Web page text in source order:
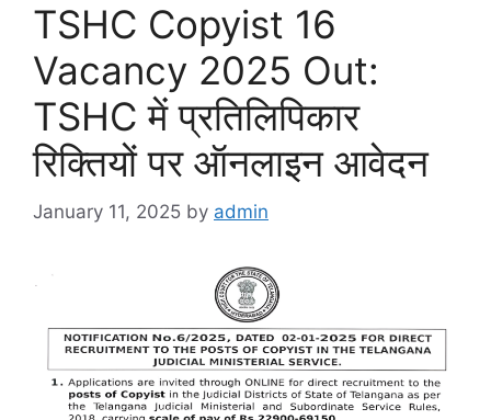
TSHC Copyist 16
Vacancy 2025 Out:
TSHC में प्रतिलिपिकार
रिक्तियों पर ऑनलाइन आवेदन
January 11, 2025 by admin